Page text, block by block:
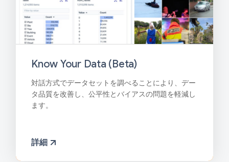
Know Your Data (Beta)
対話方式でデータセットを調べることにより、デー
タ品質を改善し、公平性とバイアスの問題を軽減し
ます。
詳細